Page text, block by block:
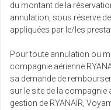
du montant de la
annulation, sous réserve
appliquées par le/les
Pour toute annulation ou
compagnie aérienne
sa demande de
sur le site de la compagnie
gestion de RYANAIR,